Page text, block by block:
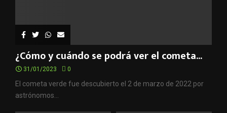
¿Cómo y cuándo se podrá ver el cometa...
31/01/2023 0
El cometa verde fue descubierto el 2 de marzo de 2022 por
astrónomos...